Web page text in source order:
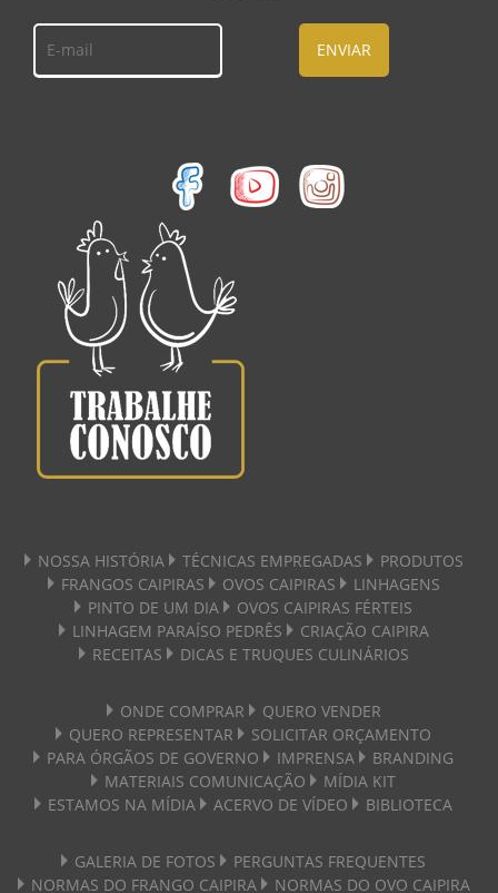
ENVIAR
NOSSA HISTÓRIA TÉCNICAS EMPREGADAS
PRODUTOS
FRANGOS CAIPIRAS
OVOS CAIPIRAS
LINHAGENS
PINTO DE UM DIA
OVOS CAIPIRAS FÉRTEIS
LINHAGEM PARAÍSO PEDRÊS
CRIAÇÃO CAIPIRA
RECEITAS
DICAS E TRUQUES CULINÁRIOS
ONDE COMPRAR
QUERO VENDER
QUERO REPRESENTAR
SOLICITAR ORÇAMENTO
PARA ÓRGÃOS DE GOVERNO
IMPRENSA
BRANDING
MATERIAIS COMUNICAÇÃO
MÍDIA KIT
ESTAMOS NA MÍDIA
ACERVO DE VÍDEO BIBLIOTECA
GALERIA DE FOTOS
PERGUNTAS FREQUENTES
NORMAS DO FRANGO CAIPIRA
NORMAS DO OVO CAIPIRA